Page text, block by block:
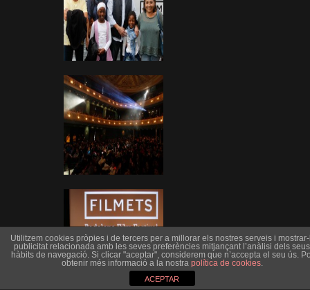
Utilitzem cookies pròpies i de tercers per a millorar els nostres serveis i
publicitat relacionada amb les seves preferències mitjançant l’anàlisi dels seus
hàbits de navegació. Si clicar "aceptar", considerem que n’accepta el seu ús.
obtenir més informació a la nostra política de cookies.
ACEPTAR